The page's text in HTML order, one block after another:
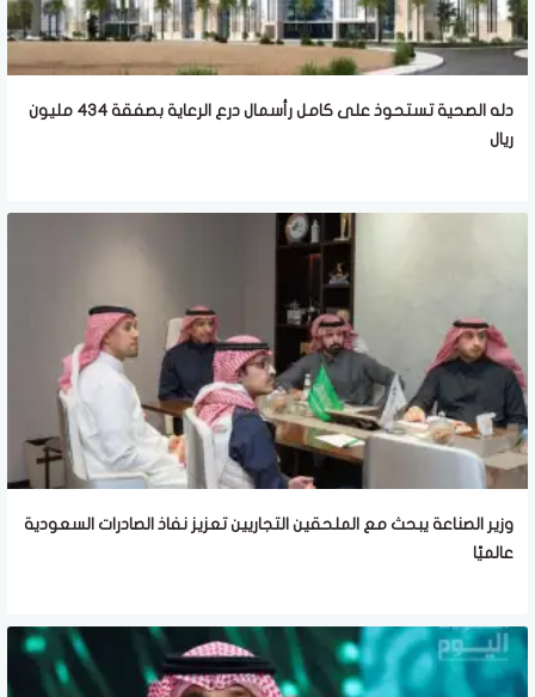
دله الصحية تستحوذ على كامل رأسمال درع الرعاية بصفقة 434 مليون
ريال
وزير الصناعة يبحث مع الملحقين التجاريين تعزيز نفاذ الصادرات السعودية
عالميًا